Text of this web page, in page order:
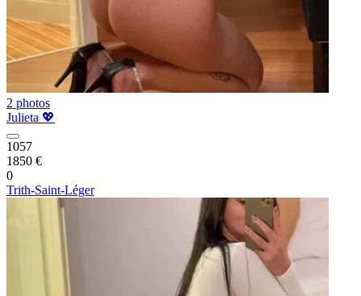
2 photos
Julieta 💖
1057
1850 €
0
Trith-Saint-Léger